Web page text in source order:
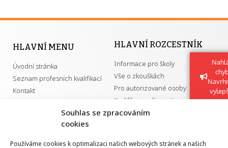
Souhlas se zpracováním
cookies
Používáme cookies k optimalizaci našich webových stránek a našich
HLAVNÍ MENU
Úvodní stránka
Seznam profesních kvalifikací
Kontakt
HLAVNÍ ROZCESTNÍK
Informace pro školy
Vše o zkouškách
Pro autorizované osoby
Kvalifikace a živnosti